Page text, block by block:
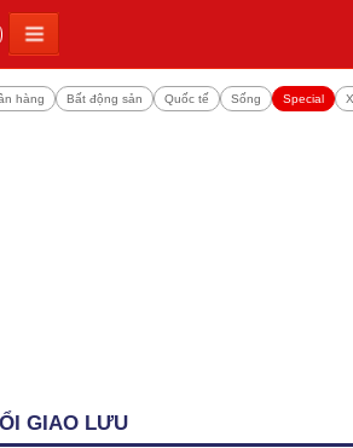
hàng Bất động sản Quốc tế Sống Special
GIAO LƯU